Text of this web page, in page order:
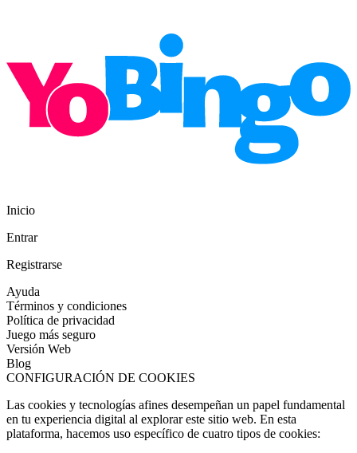
Inicio
Entrar
Registrarse
Ayuda
Términos y condiciones
Política de privacidad
Juego más seguro
Versión Web
Blog
CONFIGURACIÓN DE COOKIES
Las cookies y tecnologías afines desempeñan un papel fundamental
en tu experiencia digital al explorar este sitio web. En esta
plataforma, hacemos uso específico de cuatro tipos de cookies: